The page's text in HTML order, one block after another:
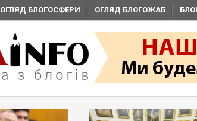
ОГЛЯД БЛОГОСФЕРИ ОГЛЯД БЛОГОЖАБ